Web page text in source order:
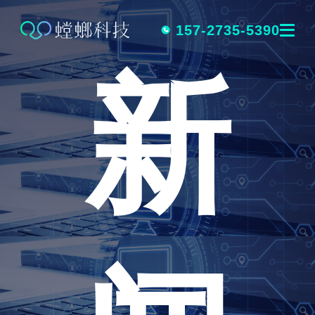
跳
内
容
157-2735-5390
新